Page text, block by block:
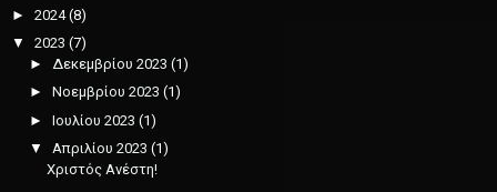
► 2024(8)
▼ 2023 (7)
► Δεκεμβρίου 2023 (1)
► Νοεμβρίου 2023 (1)
► Ιουλίου 2023 (1)
▼ Απριλίου 2023 (1)
Χριστός Ανέστη!